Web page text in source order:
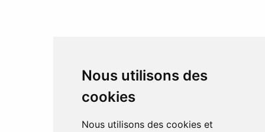
Nous utilisons des
cookies
Nous utilisons des cookies et